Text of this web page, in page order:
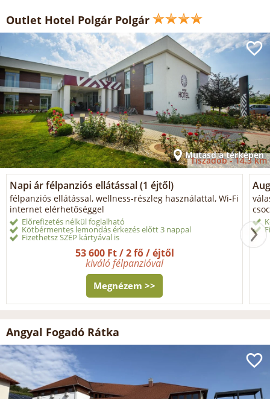
Outlet Hotel Polgár Polgár
Mutasd a térképen
Tiszadob -14.3 km
Napi ár félpanziós ellátással (1 éjtől)
félpanziós ellátással, wellness-részleg használattal, Wi-Fi
internet elérhetőséggel
Előrefizetés nélkül foglalható
Kötbérmentes lemondás érkezés előtt 3 nappal
Fizethetsz SZÉP kártyával is
53 600 Ft / 2 fő / éjtől
kiváló félpanzióval
Megnézem >>
Angyal Fogadó Rátka